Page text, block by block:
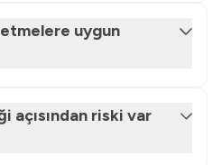
uygun
açısından riski var